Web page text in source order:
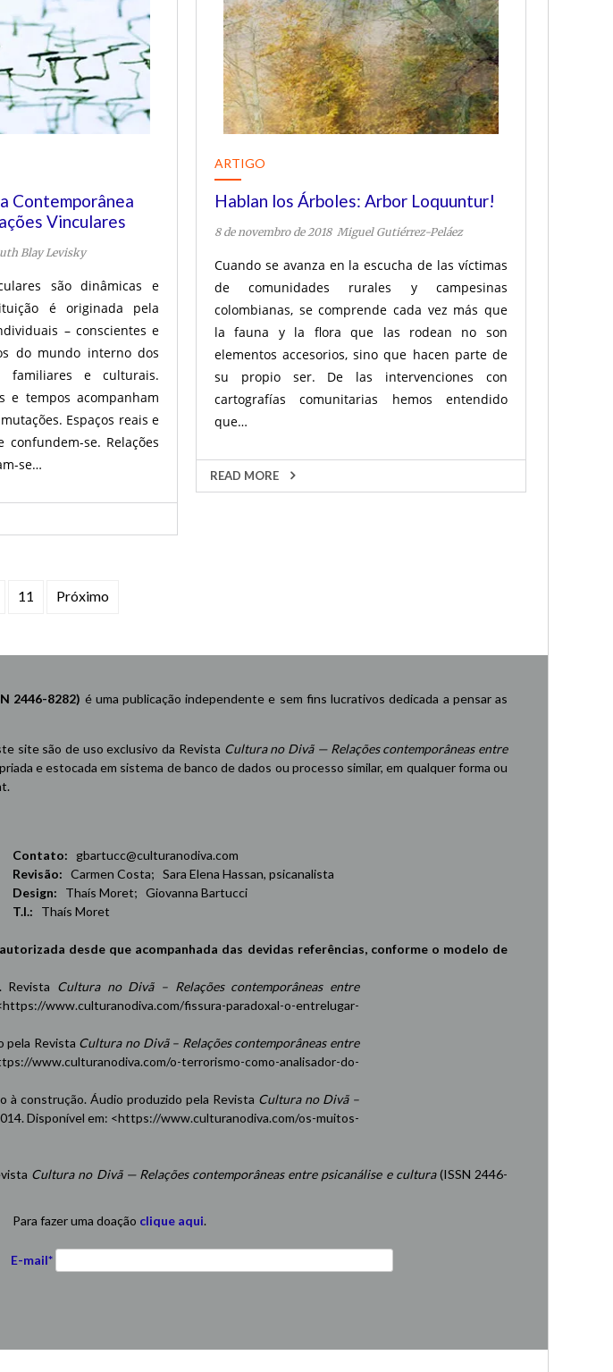
Contemporânea
Vinculares
Blay Levisky
são dinâmicas e
é originada pela
– conscientes e
do mundo interno dos
familiares e culturais.
e tempos acompanham
Espaços reais e
se. Relações
se…
ARTIGO
Hablan los Árboles: Arbor Loquuntur!
8 de novembro de 2018 Miguel Gutiérrez-Peláez
Cuando se avanza en la escucha de las víctimas
de comunidades rurales y campesinas
colombianas, se comprende cada vez más que
la fauna y la flora que las rodean no son
elementos accesorios, sino que hacen parte de
su propio ser. De las intervenciones con
cartografías comunitarias hemos entendido
que…
READ MORE
11 Próximo
2446-8282) é uma publicação independente e sem fins lucrativos dedicada a pensar as
site são de uso exclusivo da Revista Cultura no Divã — Relações contemporâneas entre
e estocada em sistema de banco de dados ou processo similar, em qualquer forma ou
Contato: gbartucc@culturanodiva.com
Revisão: Carmen Costa; Sara Elena Hassan, psicanalista
Design: Thaís Moret; Giovanna Bartucci
T.I.: Thaís Moret
desde que acompanhada das devidas referências, conforme o modelo de
Revista Cultura no Divã – Relações contemporâneas entre
https://www.culturanodiva.com/fissura-paradoxal-o-entrelugar-
pela Revista Cultura no Divã – Relações contemporâneas entre
www.culturanodiva.com/o-terrorismo-como-analisador-do-
à construção. Áudio produzido pela Revista Cultura no Divã –
Disponível em: <https://www.culturanodiva.com/os-muitos-
Cultura no Divã — Relações contemporâneas entre psicanálise e cultura(ISSN 2446-
Para fazer uma doação clique aqui.
E-mail*